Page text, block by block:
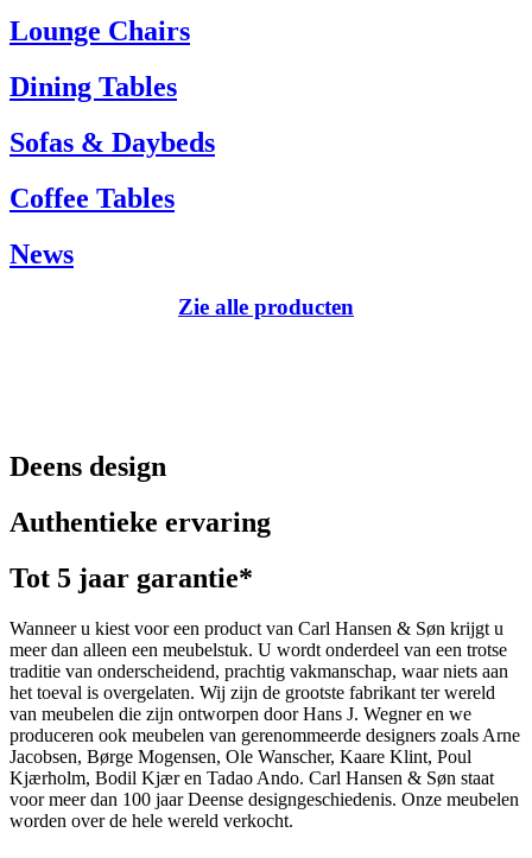
Tel.: +45 66 12 14 04
info@carlhansen.dk
Lounge Chairs
Dining Tables
Sofas & Daybeds
Coffee Tables
News
Zie alle producten
Deens design
Authentieke ervaring
Tot 5 jaar garantie*
Wanneer u kiest voor een product van Carl Hansen & Søn krijgt u
meer dan alleen een meubelstuk. U wordt onderdeel van een trotse
traditie van onderscheidend, prachtig vakmanschap, waar niets aan
het toeval is overgelaten. Wij zijn de grootste fabrikant ter wereld
van meubelen die zijn ontworpen door Hans J. Wegner en we
produceren ook meubelen van gerenommeerde designers zoals Arne
Jacobsen, Børge Mogensen, Ole Wanscher, Kaare Klint, Poul
Kjærholm, Bodil Kjær en Tadao Ando. Carl Hansen & Søn staat
voor meer dan 100 jaar Deense designgeschiedenis. Onze meubelen
worden over de hele wereld verkocht.